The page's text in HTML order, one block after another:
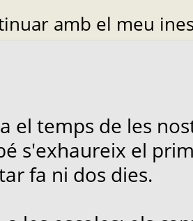
amb el meu
el temps de les
s'exhaureix el
fa ni dos dies.